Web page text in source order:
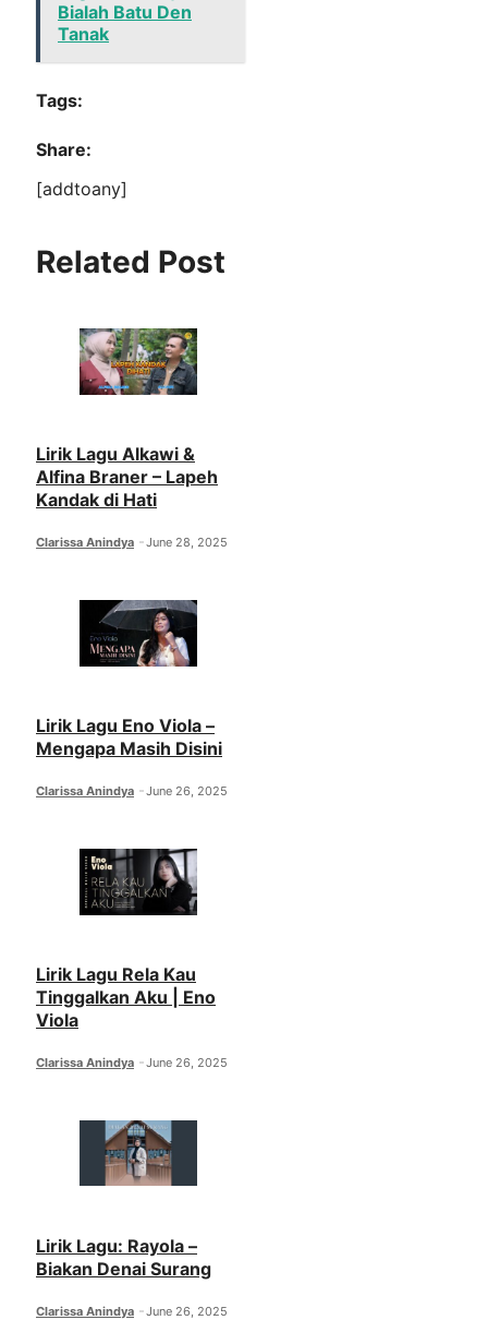
Bialah Batu Den
Tanak
Tags:
Share:
[addtoany]
Related Post
Lirik Lagu Alkawi &
Alfina Braner – Lapeh
Kandak di Hati
Clarissa Anindya June 28, 2025
Lirik Lagu Eno Viola –
Mengapa Masih Disini
Clarissa Anindya June 26, 2025
Lirik Lagu Rela Kau
Tinggalkan Aku | Eno
Viola
Clarissa Anindya June 26, 2025
Lirik Lagu: Rayola –
Biakan Denai Surang
Clarissa Anindya June 26, 2025